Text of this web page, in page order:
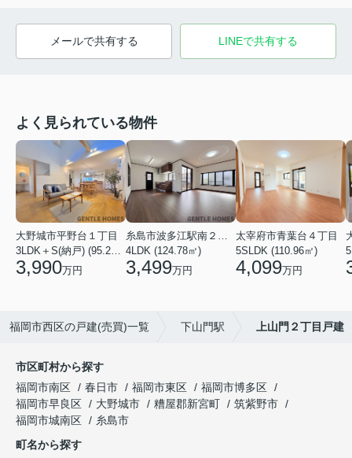
メールで共有する LINEで共有する
よく見られている物件
大野城市平野台１丁目
3LDK＋S(納戸) (95.23㎡)
3,990万円
糸島市波多江駅南２丁目
4LDK (124.78㎡)
3,499万円
太宰府市青葉台４丁目
5SLDK (110.96㎡)
4,099万円
福岡市西区の戸建(売買)一覧 下山門駅 上山門２丁目戸建
市区町村から探す
福岡市南区
春日市 福岡市東区
福岡市博多区
福岡市早良区
大野城市 糟屋郡新宮町
筑紫野市
福岡市城南区
糸島市
町名から探す